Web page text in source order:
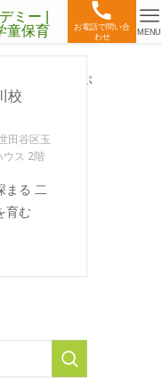
お電話で問い合
わせ
MENU
田谷区玉
ウス 2階
まる 二
育む